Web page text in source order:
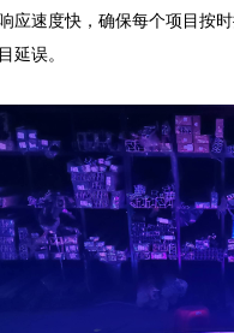
应速度快，确保每个项目按
延误。